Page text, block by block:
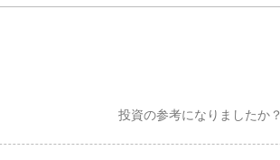
投資の参考になりましたか？